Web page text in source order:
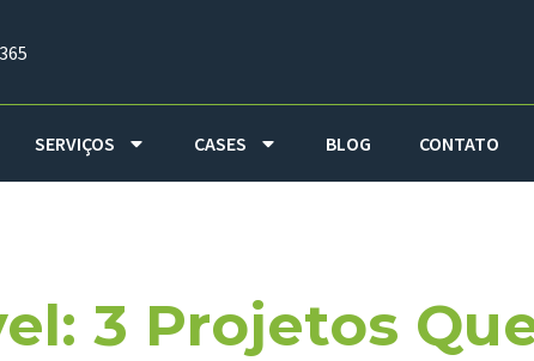
SERVIÇOS CASES BLOG CONTATO
3 Projetos